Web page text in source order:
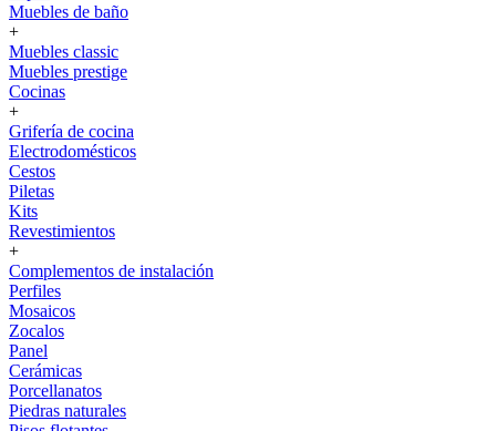
Muebles de baño
+
Muebles classic
Muebles prestige
Cocinas
+
Grifería de cocina
Electrodomésticos
Cestos
Piletas
Kits
Revestimientos
+
Complementos de instalación
Perfiles
Mosaicos
Zocalos
Panel
Cerámicas
Porcellanatos
Piedras naturales